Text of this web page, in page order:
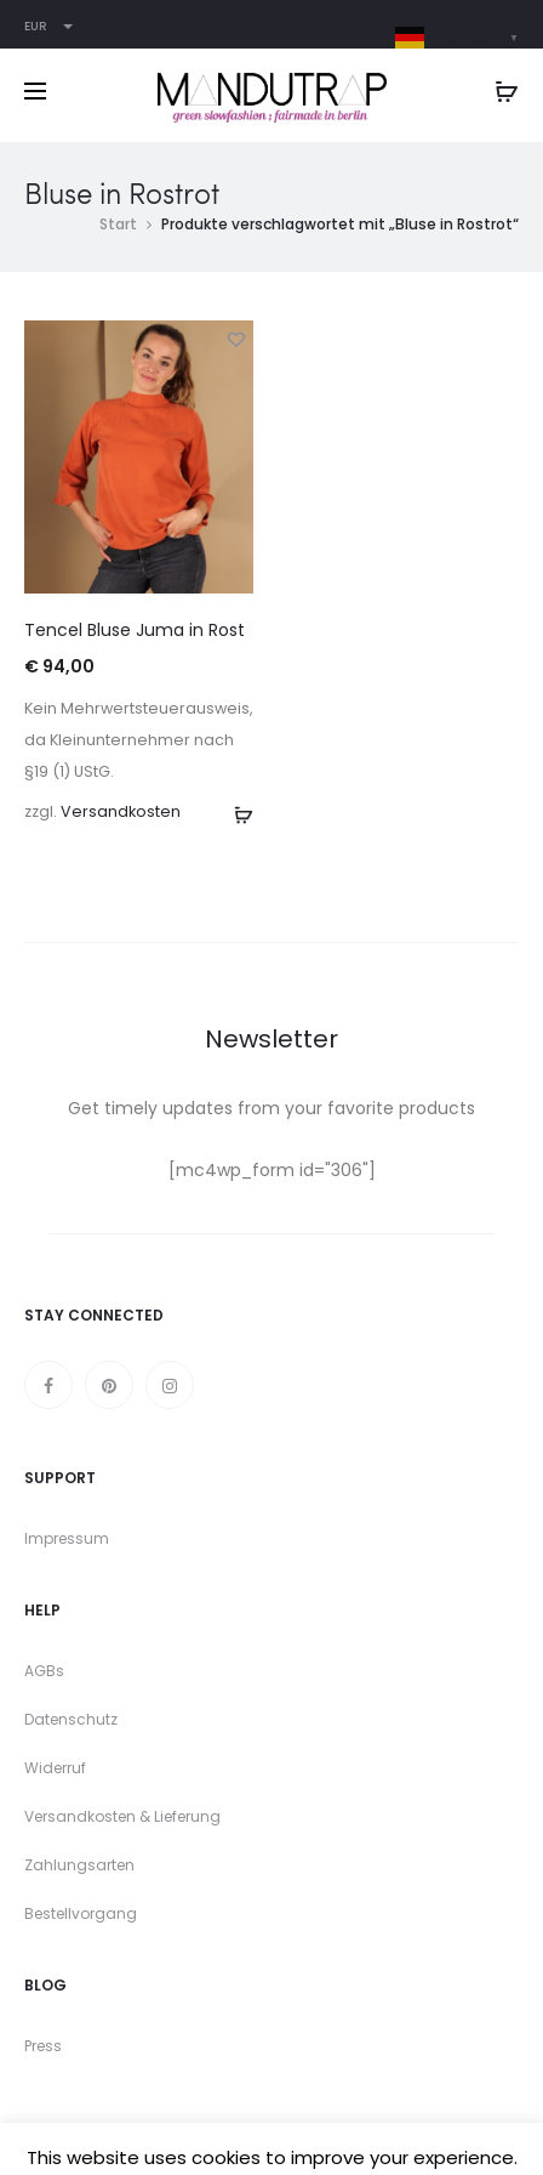
EUR
Bluse in Rostrot
Start Produkte verschlagwortet mit „Bluse in Rostrot“
Ausführung
Tencel Bluse Juma in Rost
€ 94,00
Kein Mehrwertsteuerausweis,
da Kleinunternehmer nach
§19 (1) UStG.
zzgl. Versandkosten
Newsletter
Get timely updates from your favorite products
[mc4wp_form id="306"]
STAY CONNECTED
SUPPORT
Impressum
HELP
AGBs
Datenschutz
Widerruf
Versandkosten & Lieferung
Zahlungsarten
Bestellvorgang
BLOG
Press
This website uses cookies to improve your experience.
▼